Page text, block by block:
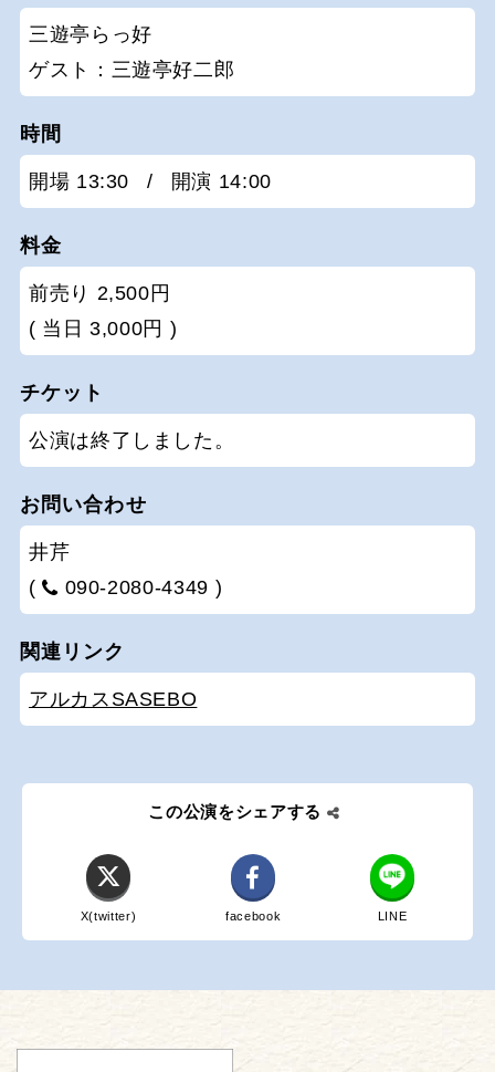
三遊亭らっ好
ゲスト：三遊亭好二郎
時間
開場 13:30 / 開演 14:00
料金
前売り 2,500円
( 当日 3,000円 )
チケット
公演は終了しました。
お問い合わせ
井芹
(
090-2080-4349 )
関連リンク
アルカスSASEBO
この公演をシェアする
X(twitter) facebook LINE